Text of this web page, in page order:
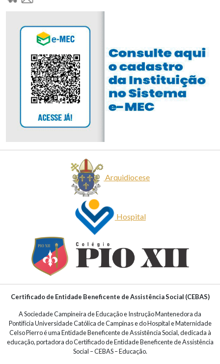
Arquidiocese
Hospital
Certificado de Entidade Beneficente de Assistência Social (CEBAS)
A Sociedade Campineira de Educação e Instrução Mantenedora da
Pontifícia Universidade Católica de Campinas e do Hospital e Maternidade
Celso Pierro é uma Entidade Beneficente de Assistência Social, dedicada à
educação, portadora do Certificado de Entidade Beneficente de Assistência
Social – CEBAS – Educação.